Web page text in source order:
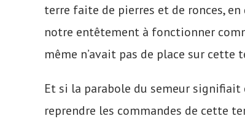
terre faite de pierres et de ronces,
notre entêtement à fonctionner
même n’avait pas de place sur cette
Et si la parabole du semeur signifiait
reprendre les commandes de cette